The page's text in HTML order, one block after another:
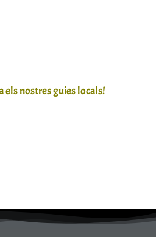
els nostres guies locals!